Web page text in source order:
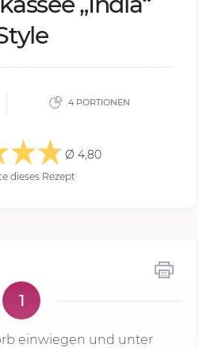
4 PORTIONEN
Ø 4,80
dieses Rezept
1
einwiegen und unter